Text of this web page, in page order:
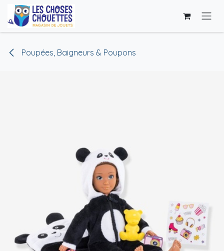
Se rendre au contenu
Poupées, Baigneurs & Poupons